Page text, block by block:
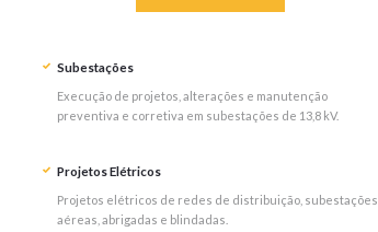
Subestações
Execução de projetos, alterações e manutenção
preventiva e corretiva em subestações de 13,8 kV.
Projetos Elétricos
Projetos elétricos de redes de distribuição, subestações
aéreas, abrigadas e blindadas.